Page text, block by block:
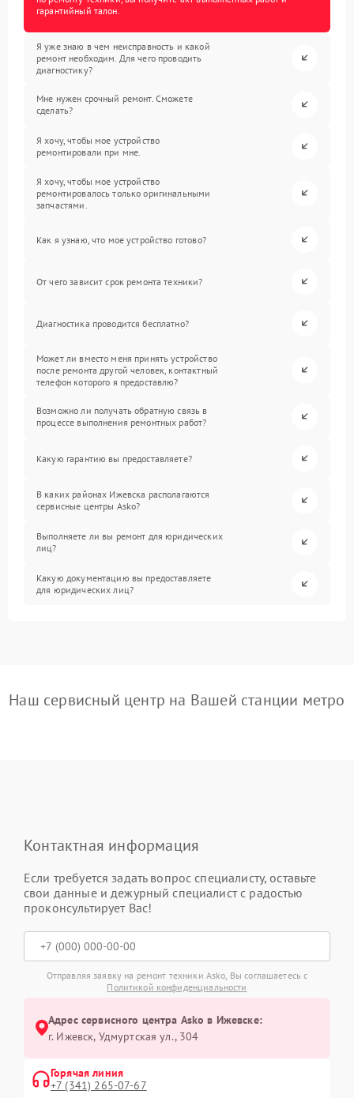
гарантийный талон.
Я уже знаю в чем неисправность и какой
ремонт необходим. Для чего проводить
диагностику?
Мне нужен срочный ремонт. Сможете
сделать?
Я хочу, чтобы мое устройство
ремонтировали при мне.
Я хочу, чтобы мое устройство
ремонтировалось только оригинальными
запчастями.
Как я узнаю, что мое устройство готово?
От чего зависит срок ремонта техники?
Диагностика проводится бесплатно?
Может ли вместо меня принять устройство
после ремонта другой человек, контактный
телефон которого я предоставлю?
Возможно ли получать обратную связь в
процессе выполнения ремонтных работ?
Какую гарантию вы предоставляете?
В каких районах Ижевска располагаются
сервисные центры Asko?
Выполняете ли вы ремонт для юридических
лиц?
Какую документацию вы предоставляете
для юридических лиц?
Наш сервисный центр на Вашей станции метро
Контактная информация
Если требуется задать вопрос специалисту, оставьте
свои данные и дежурный специалист с радостью
проконсультирует Вас!
Отправляя заявку на ремонт техники Asko, Вы соглашаетесь с
Политикой конфиденциальности
Адрес сервисного центра Asko в Ижевске:
г. Ижевск, Удмуртская ул., 304
Горячая линия
+7 (341) 265-07-67